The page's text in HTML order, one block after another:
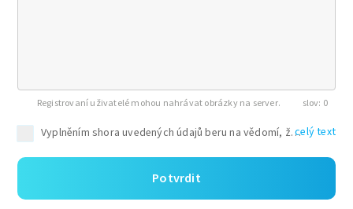
Registrovaní uživatelé mohou nahrávat obrázky na server. 0
celý text
Potvrdit